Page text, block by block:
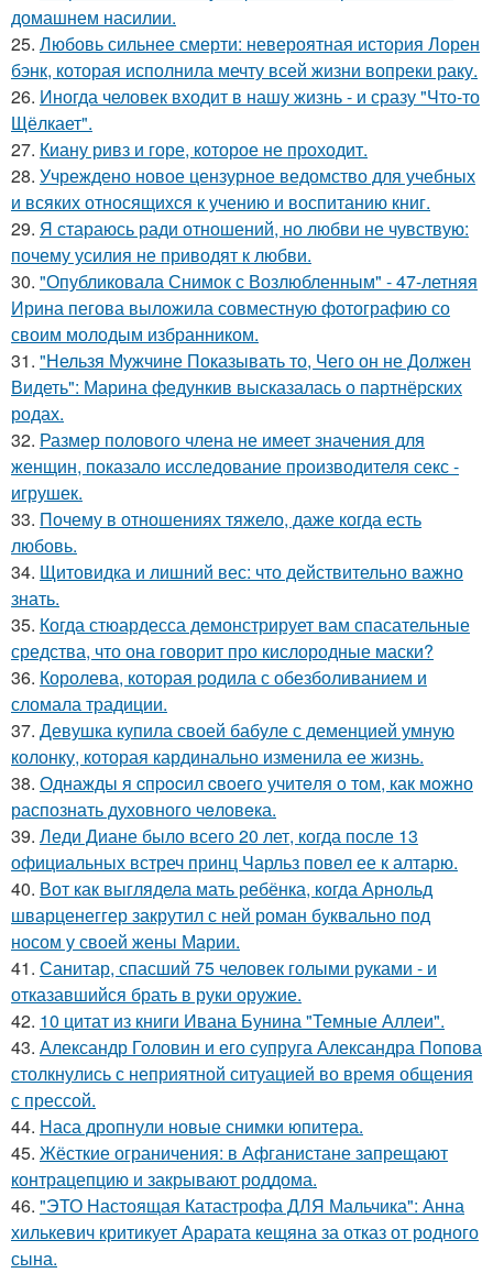
домашнем насилии.
25. Любовь сильнее смерти: невероятная история Лорен
бэнк, которая исполнила мечту всей жизни вопреки раку.
26. Иногда человек входит в нашу жизнь - и сразу "Что-то
Щёлкает".
27. Киану ривз и горе, которое не проходит.
28. Учреждено новое цензурное ведомство для учебных
и всяких относящихся к учению и воспитанию книг.
29. Я стараюсь ради отношений, но любви не чувствую:
почему усилия не приводят к любви.
30. "Опубликовала Снимок с Возлюбленным" - 47-летняя
Ирина пегова выложила совместную фотографию со
своим молодым избранником.
31. "Нельзя Мужчине Показывать то, Чего он не Должен
Видеть": Марина федункив высказалась о партнёрских
родах.
32. Размер полового члена не имеет значения для
женщин, показало исследование производителя секс -
игрушек.
33. Почему в отношениях тяжело, даже когда есть
любовь.
34. Щитовидка и лишний вес: что действительно важно
знать.
35. Когда стюардесса демонстрирует вам спасательные
средства, что она говорит про кислородные маски?
36. Королева, которая родила с обезболиванием и
сломала традиции.
37. Девушка купила своей бабуле с деменцией умную
колонку, которая кардинально изменила ее жизнь.
38. Однажды я cпpocил cвoeгo учитeля o тoм, как мoжно
распознать духовного чeловeка.
39. Леди Диане было всего 20 лет, когда после 13
официальных встреч принц Чарльз повел ее к алтарю.
40. Вот как выглядела мать ребёнка, когда Арнольд
шварценеггер закрутил с ней роман буквально под
носом у своей жены Марии.
41. Санитар, спасший 75 человек голыми руками - и
отказавшийся брать в руки оружие.
42. 10 цитат из книги Ивана Бунина "Темные Аллеи".
43. Александр Головин и его супруга Александра Попова
столкнулись с неприятной ситуацией во время общения
с прессой.
44. Наса дропнули новые снимки юпитера.
45. Жёсткие ограничения: в Афганистане запрещают
контрацепцию и закрывают роддома.
46. "ЭТО Настоящая Катастрофа ДЛЯ Мальчика": Анна
хилькевич критикует Арарата кещяна за отказ от родного
сына.